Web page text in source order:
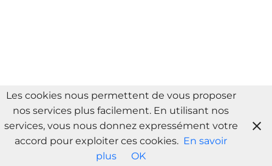
Les cookies nous permettent de vous proposer
nos services plus facilement. En utilisant nos
services, vous nous donnez expressément votre
accord pour exploiter ces cookies. En savoir
plus
OK